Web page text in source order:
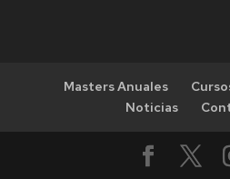
Masters Anuales
Noticias